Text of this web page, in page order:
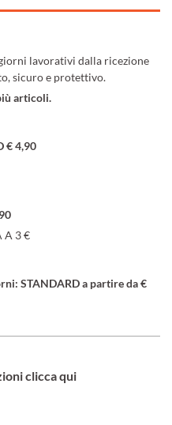
lavorativi dalla ricezione
sicuro e protettivo.
articoli.
€ 4,90
A 3 €
STANDARD a partire da €
clicca qui